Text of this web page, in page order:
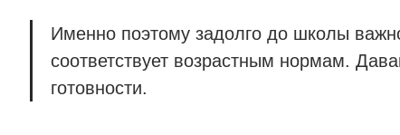
Именно поэтому задолго до школы
соответствует возрастным нормам.
готовности.